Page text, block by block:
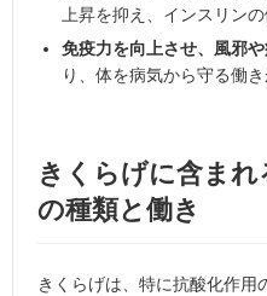
上昇を抑え、インスリンの
免疫力を向上させ、風邪
り、体を病気から守る働き
きくらげに含ま
の種類と働き
きくらげは、特に抗酸化作用